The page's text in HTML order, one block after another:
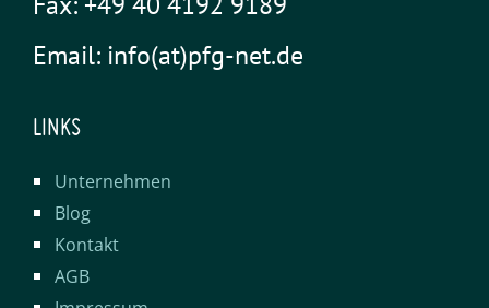
Email: info(at)pfg-net.de
LINKS
Unternehmen
Blog
Kontakt
AGB